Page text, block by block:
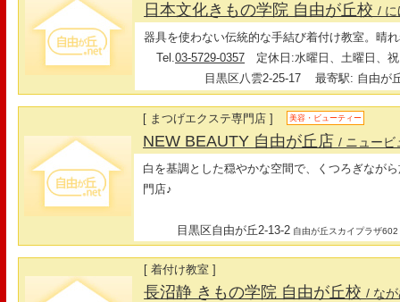
日本文化きもの学院 自由が丘校/ に
器具を使わない伝統的な手結び着付け教室。晴
Tel.03-5729-0357 定休日:水曜日、土曜日、
目黒区八雲2-25-17
最寄駅: 自由が
[ まつげエクステ専門店 ] 美容・ビューティー
NEW BEAUTY 自由が丘店/ ニュービ
白を基調とした穏やかな空間で、くつろぎなが
門店♪
目黒区自由が丘2-13-2 自由が丘スカイプラザ602
[ 着付け教室 ]
長沼静 きもの学院 自由が丘校/ な